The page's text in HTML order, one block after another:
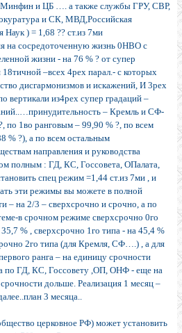
и ЦБ …. а также службы ГРУ, СВР,
и СК, МВД,Российская
Наук ) = 1,68 ?? ст.из 7ми
на сосредоточенную жизнь 0НВО с
жизни - на 76 % ? от супер
18тичной –всех 4рех парал.- с которых
дисгармонизмов и искажений, И 3рех
вертикали из4рех супер градаций –
– Кремль и СФ-
по 1во ранговым – 99,90 % ?, по всем
% ?), а по всем остальным
направления и руководства
полным : ГД, КС, Госсовета, ОПалата,
спец режим =1,44 ст.из 7ми , и
эти режимы вы можете в полной
– на 2/3 – сверхсрочно и срочно, а по
в срочном режиме сверхсрочно 0го
% , сверхсрочно 1го типа - на 45,4 %
2го типа (для Кремля, СФ….) , а для
ранга – на единицу срочности
по ГД, КС, Госсовету ,ОП, ОНФ - еще на
дольше. Реализация 1 месяц –
3 месяца..
церковное РФ) может установить